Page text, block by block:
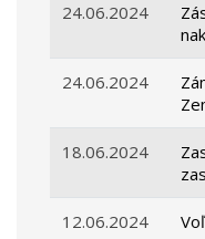
24.06.2024
24.06.2024
18.06.2024
12.06.2024